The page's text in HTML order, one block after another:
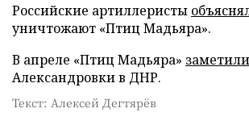
Российские артиллеристы
уничтожают «Птиц Мадьяра».
В апреле «Птиц Мадьяра» заметили
Александровки в ДНР.
Текст: Алексей Дегтярёв